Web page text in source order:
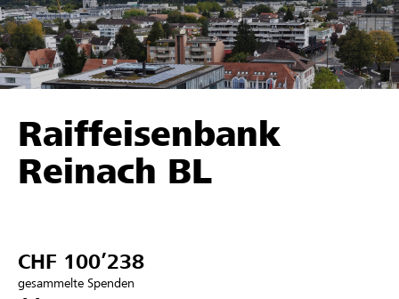
Unterstützen
Hilfe & Support
Projekte und Organisationen finden
Jetzt starten
Raiffeisenbank
Reinach BL
CHF 100’238
gesammelte Spenden